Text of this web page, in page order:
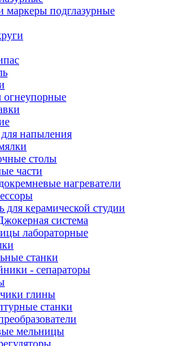
маркеры подглазурные
напыления
столы
части
нагреватели
для керамической студии
система
лабораторные
станки
- сепараторы
глины
станки
мельницы